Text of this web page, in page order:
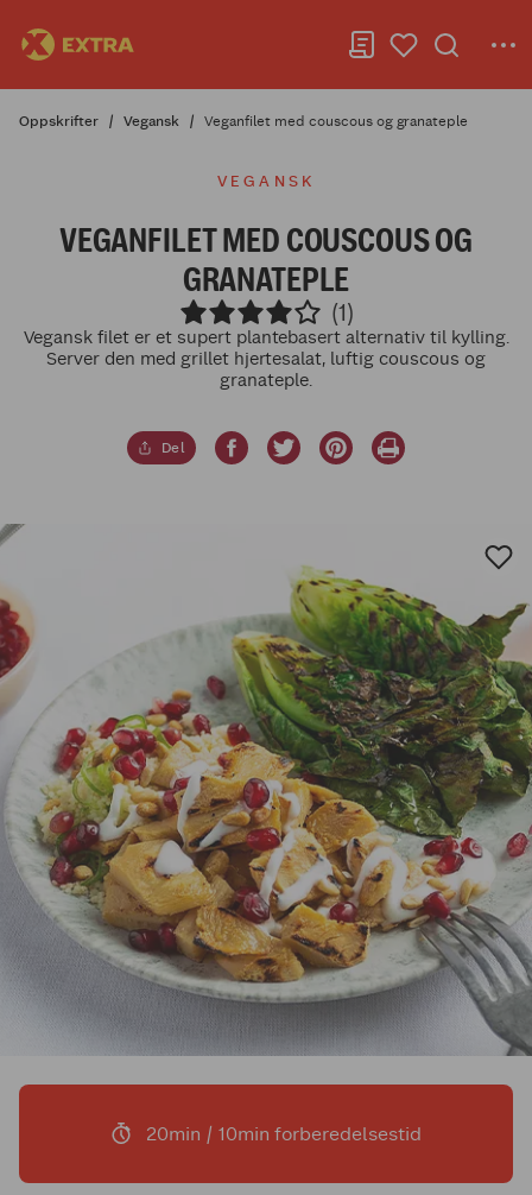
Oppskrifter Vegansk Veganfilet med couscous og granateple
VEGANSK
VEGANFILET MED COUSCOUS OG
GRANATEPLE
(1)
Vegansk filet er et supert plantebasert alternativ til kylling.
Server den med grillet hjertesalat, luftig couscous og
granateple.
Del
20min / 10min forberedelsestid